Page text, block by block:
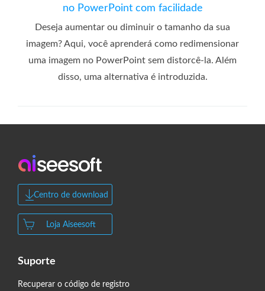
no PowerPoint com facilidade
Deseja aumentar ou diminuir o tamanho da sua
imagem? Aqui, você aprenderá como redimensionar
uma imagem no PowerPoint sem distorcê-la. Além
disso, uma alternativa é introduzida.
Centro de download
Loja Aiseesoft
Suporte
Recuperar o código de registro